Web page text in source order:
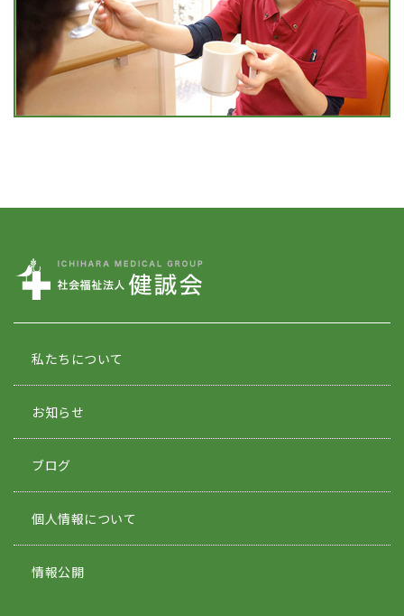
私たちについて
お知らせ
ブログ
個人情報について
情報公開